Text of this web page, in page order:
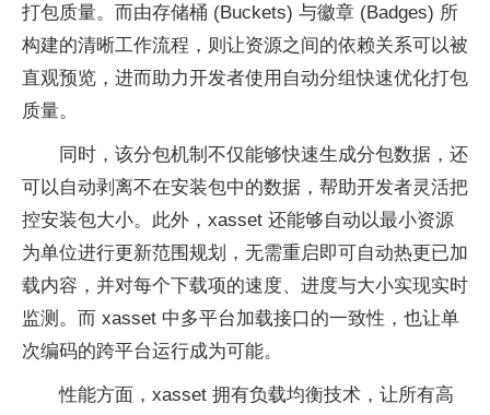
打包质量。而由存储桶 (Buckets) 与徽章 (Badges) 所
构建的清晰工作流程，则让资源之间的依赖关系可以被
直观预览，进而助力开发者使用自动分组快速优化打包
质量。
同时，该分包机制不仅能够快速生成分包数据，还
可以自动剥离不在安装包中的数据，帮助开发者灵活把
控安装包大小。此外，xasset 还能够自动以最小资源
为单位进行更新范围规划，无需重启即可自动热更已加
载内容，并对每个下载项的速度、进度与大小实现实时
监测。而 xasset 中多平台加载接口的一致性，也让单
次编码的跨平台运行成为可能。
性能方面，xasset 拥有负载均衡技术，让所有高